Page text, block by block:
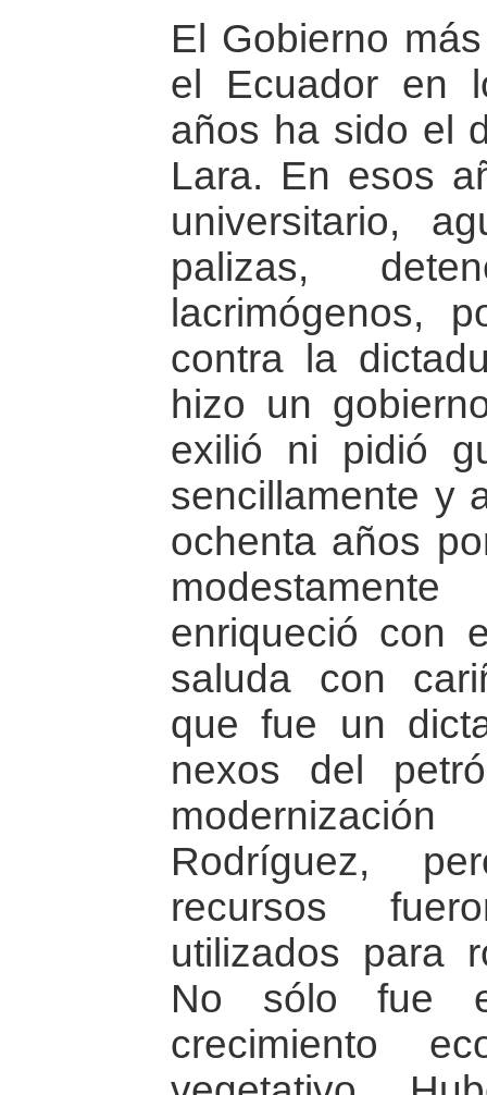
El Gobierno
el Ecuador en
años ha sido el
Lara. En esos
universitario,
palizas,
lacrimógenos,
contra la
hizo un
exilió ni pidió
sencillamente y
ochenta años
enriqueció con
saluda con
que fue un
nexos del
Rodríguez,
recursos
utilizados para
No sólo fue
crecimiento